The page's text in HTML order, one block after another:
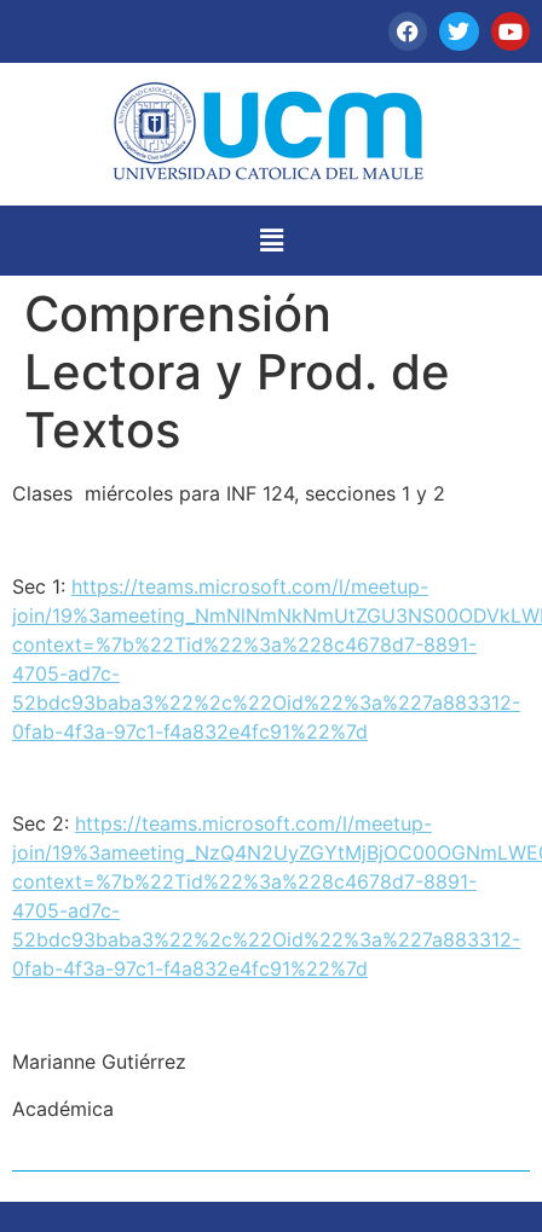
Comprensión
Lectora y Prod. de
Textos
Clases miércoles para INF 124, secciones 1 y 2
Sec 1: https://teams.microsoft.com/l/meetup-
join/
context=%7b%22Tid%22%3a%228c4678d7-8891-
4705-ad7c-
52bdc93baba3%22%2c%22Oid%22%3a%227a883312-
0fab-4f3a-97c1-f4a832e4fc91%22%7d
Sec 2: https://teams.microsoft.com/l/meetup-
join/
context=%7b%22Tid%22%3a%228c4678d7-8891-
4705-ad7c-
52bdc93baba3%22%2c%22Oid%22%3a%227a883312-
0fab-4f3a-97c1-f4a832e4fc91%22%7d
Marianne Gutiérrez
Académica